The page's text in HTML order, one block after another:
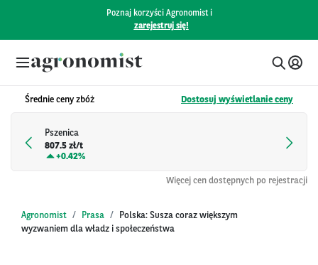
Poznaj korzyści Agronomist i
zarejestruj się!
Średnie ceny zbóż Dostosuj wyświetlanie ceny
Pszenica
807.5 zł/t
+0.42%
Więcej cen dostępnych po rejestracji
Agronomist Prasa
Polska: Susza coraz większym
wyzwaniem dla władz i społeczeństwa